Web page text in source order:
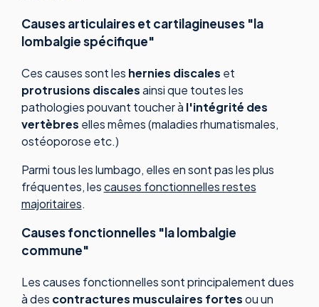
Causes articulaires et cartilagineuses "la
lombalgie spécifique"
Ces causes sont les hernies discales et
protrusions discalesainsi que toutes les
pathologies pouvant toucher à l'intégrité des
vertèbres elles mêmes (maladies rhumatismales,
ostéoporose etc.)
Parmi tous les lumbago, elles en sont pas les plus
fréquentes, lescauses fonctionnelles restes
majoritaires.
Causes fonctionnelles "la lombalgie
commune"
Les causes fonctionnelles sont principalement dues
à des contractures musculaires fortesou un